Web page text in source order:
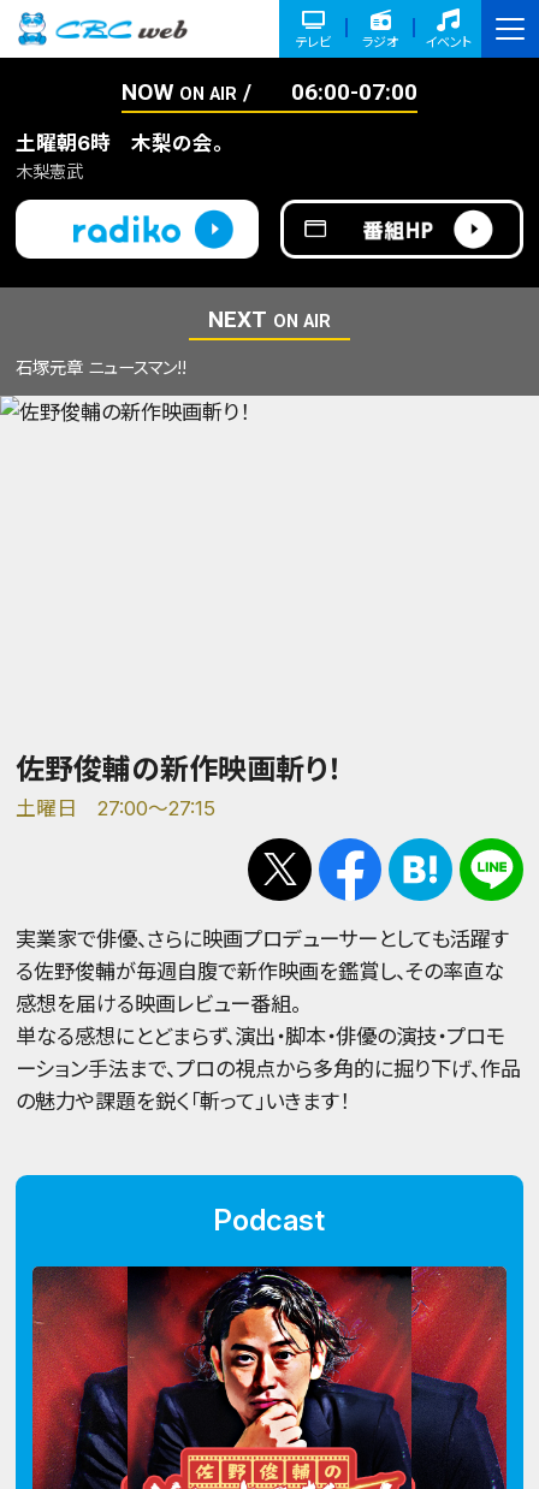
テレビ ラジオ イベント
NOW ON AIR 06:00-07:00
土曜朝6時 木梨の会。
木梨憲武
NEXT ON AIR
石塚元章 ニュースマン!!
佐野俊輔の新作映画斬り！
土曜日 27:00～27:15
実業家で俳優、さらに映画プロデューサーとしても活躍す
る佐野俊輔が毎週自腹で新作映画を鑑賞し、その率直な
感想を届ける映画レビュー番組。
単なる感想にとどまらず、演出・脚本・俳優の演技・プロモ
ーション手法まで、プロの視点から多角的に掘り下げ、作品
の魅力や課題を鋭く「斬って」いきます！
Podcast